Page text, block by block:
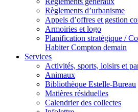
Règlements d’urbanisme
Appels d’offres et gestion
Armoiries et logo
Planification stratégique /
Habiter Compton demain
Services
Activités, sports, loisirs et
Animaux
Bibliothèque Estelle-Bureau
Matières résiduelles
Calendrier des collectes